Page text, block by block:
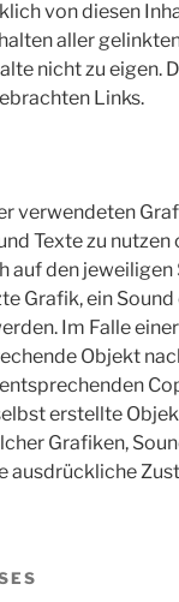
von diesen
aller
nicht zu eigen.
Links.
verwendeten
Texte zu nutzen
auf den
Grafik, ein Sound
Im Falle
Objekt
erstellte
Grafiken,
ausdrückliche